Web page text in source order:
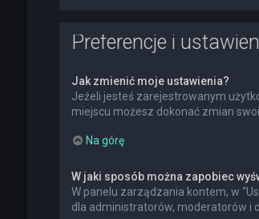
Preferencje i
Jak zmienić moje ustawienia?
Jeżeli jesteś zarejestrowanym
miejscu możesz dokonać zmian
Na górę
W jaki sposób można zapobiec
W panelu zarządzania kontem, w
dla administratorów, moderatorów i